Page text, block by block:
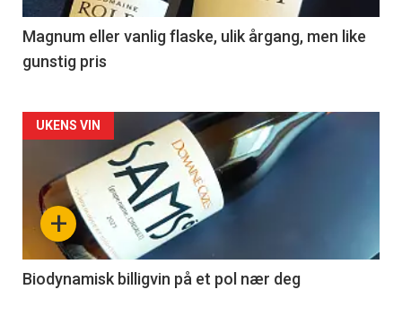
3
Magnum eller vanlig flaske, ulik årgang, men like
gunstig pris
Forsiden
akkurat
nå
4
+
UKENS VIN
Biodynamisk billigvin på et pol nær deg